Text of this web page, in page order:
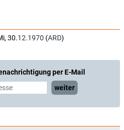
30.12.1970 (ARD)
per E-Mail
weiter